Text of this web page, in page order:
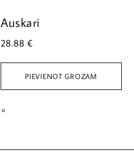
PIEVIENOT GROZAM
Auskari
28.88 €